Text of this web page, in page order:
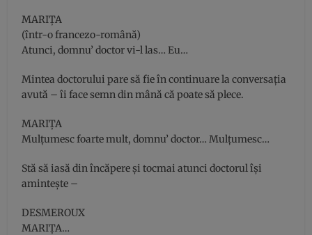
MARIŢA
(într-o francezo-română)
Atunci, domnu’ doctor vi-l las… Eu…
Mintea doctorului pare să fie în continuare la conversaţia
avută – îi face semn din mână că poate să plece.
MARIŢA
Mulţumesc foarte mult, domnu’ doctor… Mulţumesc…
Stă să iasă din încăpere şi tocmai atunci doctorul îşi
aminteşte –
DESMEROUX
MARIŢA…